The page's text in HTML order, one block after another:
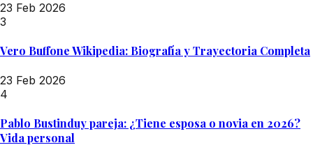
23 Feb 2026
3
Vero Buffone Wikipedia: Biografía y Trayectoria Completa
23 Feb 2026
4
Pablo Bustinduy pareja: ¿Tiene esposa o novia en 2026?
Vida personal